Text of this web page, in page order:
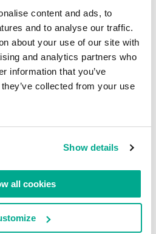
content and ads, to
and to analyse our traffic.
about your use of our site with
and analytics partners who
information that you’ve
collected from your use
Show details
all cookies
che pensavano che
fosse dominio